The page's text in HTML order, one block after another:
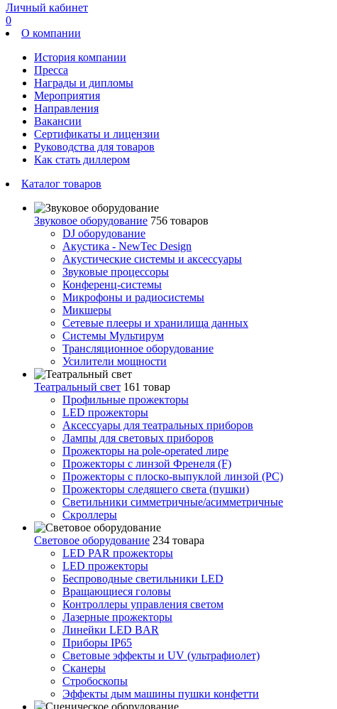
Личный кабинет
0
О компании
История компании
Пресса
Награды и дипломы
Мероприятия
Направления
Вакансии
Сертификаты и лицензии
Руководства для товаров
Как стать диллером
Каталог товаров
Звуковое оборудование 756 товаров
DJ оборудование
Акустика - NewTec Design
Акустические системы и аксессуары
Звуковые процессоры
Конференц-системы
Микрофоны и радиосистемы
Микшеры
Сетевые плееры и хранилища данных
Системы Мультирум
Трансляционное оборудование
Усилители мощности
Театральный свет 161 товар
Профильные прожекторы
LED прожекторы
Аксессуары для театральных приборов
Лампы для световых приборов
Прожекторы на pole-operated лире
Прожекторы с линзой Френеля (F)
Прожекторы с плоско-выпуклой линзой (PC)
Прожекторы следящего света (пушки)
Светильники симметричные/асимметричные
Скроллеры
Световое оборудование 234 товара
LED PAR прожекторы
LED прожекторы
Беспроводные светильники LED
Вращающиеся головы
Контроллеры управления светом
Лазерные прожекторы
Линейки LED BAR
Приборы IP65
Световые эффекты и UV (ультрафиолет)
Сканеры
Стробоскопы
Эффекты дым машины пушки конфетти